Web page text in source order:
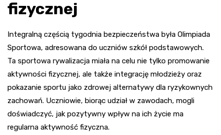
fizycznej
Integralną częścią tygodnia bezpieczeństwa była Olimpiada
Sportowa, adresowana do uczniów szkół podstawowych.
Ta sportowa rywalizacja miała na celu nie tylko promowanie
aktywności fizycznej, ale także integrację młodzieży oraz
pokazanie sportu jako zdrowej alternatywy dla ryzykownych
zachowań. Uczniowie, biorąc udział w zawodach, mogli
doświadczyć, jak pozytywny wpływ na ich życie ma
regularna aktywność fizyczna.